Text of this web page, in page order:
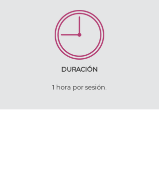
DURACIÓN
1 hora por sesión.